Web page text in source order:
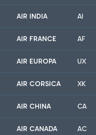
AIR INDIA AI
AIR FRANCE AF
AIR EUROPA UX
AIR CORSICA XK
AIR CHINA CA
AIR CANADA AC